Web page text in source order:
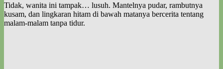
Tidak, wanita ini tampak… lusuh. Mantelnya pudar, rambutnya
kusam, dan lingkaran hitam di bawah matanya bercerita tentang
malam-malam tanpa tidur.